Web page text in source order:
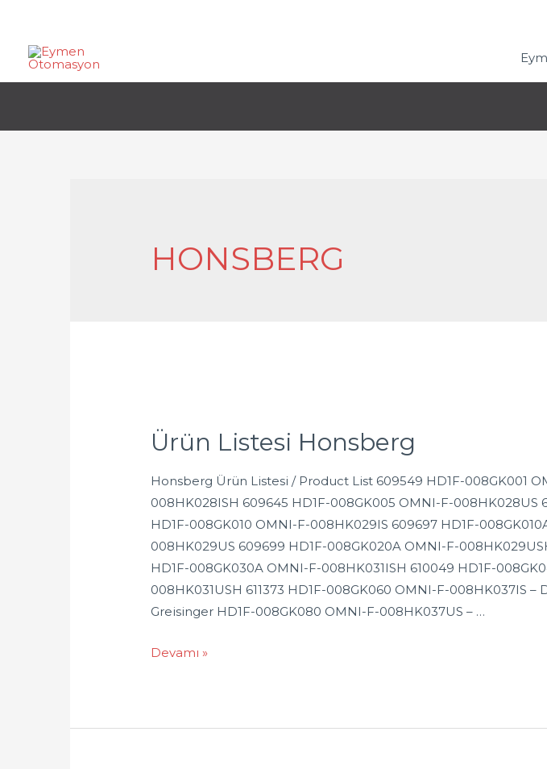
HONSBERG
Ürün Listesi Honsberg
Honsberg Ürün Listesi / Product List 609549 HD1F-008GK001
008HK028ISH 609645 HD1F-008GK005 OMNI-F-
HD1F-008GK010 OMNI-F-008HK029IS 609697 HD1F-
008HK029US 609699 HD1F-008GK020A OMNI-F-
HD1F-008GK030A OMNI-F-008HK031ISH 610049 HD1F-
008HK031USH 611373 HD1F-008GK060 OMNI-F-008HK037IS
Greisinger HD1F-008GK080 OMNI-F-008HK037US – …
Devamı »